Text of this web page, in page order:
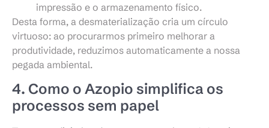
impressão e o armazenamento físico.
Desta forma, a desmaterialização cria um círculo
virtuoso: ao procurarmos primeiro melhorar a
produtividade, reduzimos automaticamente a nossa
pegada ambiental.
4. Como o Azopio simplifica os
processos sem papel